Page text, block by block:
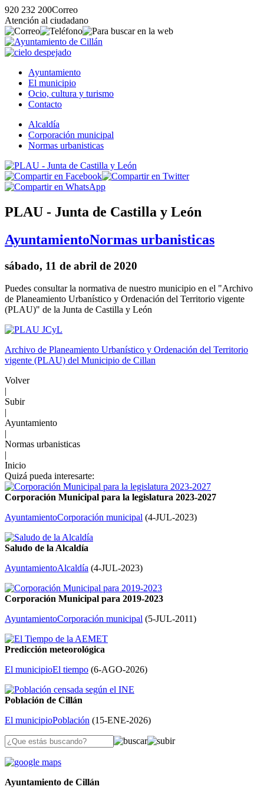
920 232 200Correo
Atención al ciudadano
Ayuntamiento
El municipio
Ocio, cultura y turismo
Contacto
Alcaldía
Corporación municipal
Normas urbanisticas
PLAU - Junta de Castilla y León
AyuntamientoNormas urbanisticas
sábado, 11 de abril de 2020
Puedes consultar la normativa de nuestro municipio en el "Archivo
de Planeamiento Urbanístico y Ordenación del Territorio vigente
(PLAU)" de la Junta de Castilla y León
Archivo de Planeamiento Urbanístico y Ordenación del Territorio
vigente (PLAU) del Municipio de Cillan
Volver
|
Subir
|
Ayuntamiento
|
Normas urbanisticas
|
Inicio
Quizá pueda interesarte:
Corporación Municipal para la legislatura 2023-2027
AyuntamientoCorporación municipal (4-JUL-2023)
Saludo de la Alcaldía
AyuntamientoAlcaldía (4-JUL-2023)
Corporación Municipal para 2019-2023
AyuntamientoCorporación municipal (5-JUL-2011)
Predicción meteorológica
El municipioEl tiempo (6-AGO-2026)
Población de Cillán
El municipioPoblación (15-ENE-2026)
Ayuntamiento de Cillán